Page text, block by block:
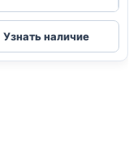
Деревенские
лак.
колбаски
Узнать наличие